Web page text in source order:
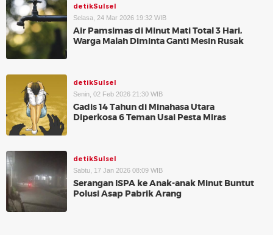
detikSulsel
Selasa, 24 Mar 2026 19:32 WIB
Air Pamsimas di Minut Mati Total 3 Hari,
Warga Malah Diminta Ganti Mesin Rusak
detikSulsel
Senin, 02 Feb 2026 21:30 WIB
Gadis 14 Tahun di Minahasa Utara
Diperkosa 6 Teman Usai Pesta Miras
detikSulsel
Sabtu, 17 Jan 2026 08:09 WIB
Serangan ISPA ke Anak-anak Minut Buntut
Polusi Asap Pabrik Arang